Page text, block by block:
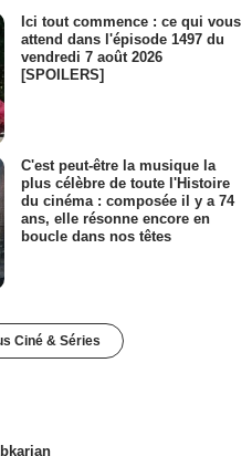
Ici tout commence : ce qui vous
attend dans l'épisode 1497 du
vendredi 7 août 2026
[SPOILERS]
C'est peut-être la musique la
plus célèbre de toute l'Histoire
du cinéma : composée il y a 74
ans, elle résonne encore en
boucle dans nos têtes
Ciné & Séries